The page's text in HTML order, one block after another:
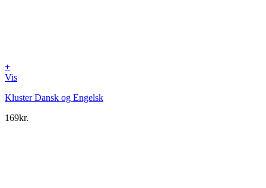
+
Vis
Kluster Dansk og Engelsk
169kr.